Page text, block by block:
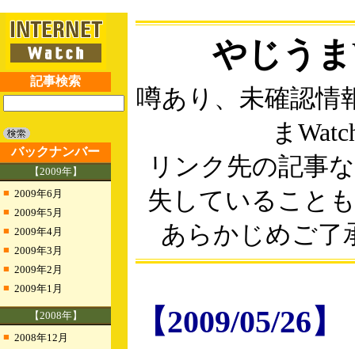
記事検索
バックナンバー
【2009年】
■ 2009年6月
■ 2009年5月
■ 2009年4月
■ 2009年3月
■ 2009年2月
■ 2009年1月
【2008年】
■ 2008年12月
やじう
噂あり、未確認情
ま
リンク先の記事
失していること
あらかじめご了
【2009/05/26】